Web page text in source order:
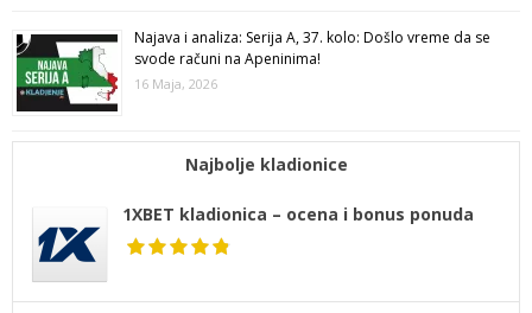
Najava i analiza: Serija A, 37. kolo: Došlo vreme da se
svode računi na Apeninima!
16 Maja, 2026
Najbolje kladionice
1XBET kladionica – ocena i bonus ponuda